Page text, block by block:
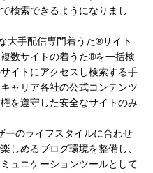
検索できるようになりまし
大手配信専門着うた®サイト
数サイトの着うた®を一括検
イトにアクセスし検索する手
ャリア各社の公式コンテンツ
を遵守した安全なサイトのみ
のライフスタイルに合わせ
しめるブログ環境を整備し、
ュニケーションツールとして